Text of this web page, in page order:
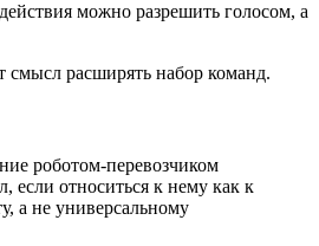
можно разрешить голосом, а
смысл расширять набор команд.
роботом-перевозчиком
если относиться к нему как к
а не универсальному